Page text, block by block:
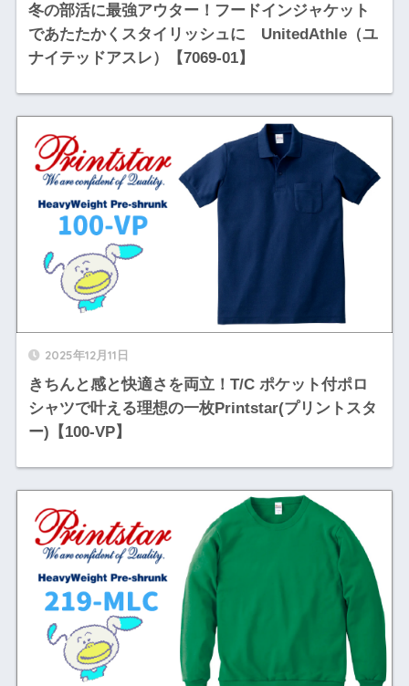
冬の部活に最強アウター！フードインジャケット
であたたかくスタイリッシュに UnitedAthle（ユ
ナイテッドアスレ）【7069-01】
2025年12月11日
きちんと感と快適さを両立！T/C ポケット付ポロ
シャツで叶える理想の一枚Printstar(プリントスタ
ー)【100-VP】